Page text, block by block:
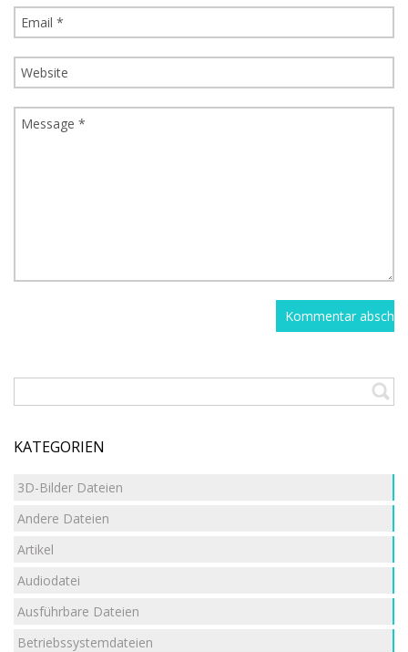
KATEGORIEN
3D-Bilder Dateien
Andere Dateien
Artikel
Audiodatei
Ausführbare Dateien
Betriebssystemdateien